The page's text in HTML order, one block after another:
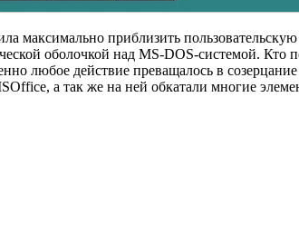
максимально приблизить
оболочкой над MS-DOS-системой. Кто
любое действие преващалось в
а так же на ней обкатали многие